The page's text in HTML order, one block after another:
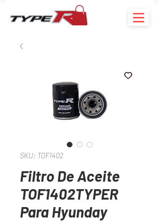
SKU: TOF1402
Filtro De Aceite
TOF1402TYPER
Para Hyunday